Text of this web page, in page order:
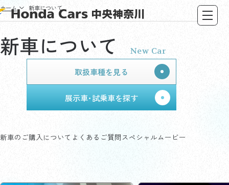
ホーム 新車について
新車について New Car
取扱車種を見る
展示車･試乗車を探す
新車のご購入について よくあるご質問 スペシャルムービー